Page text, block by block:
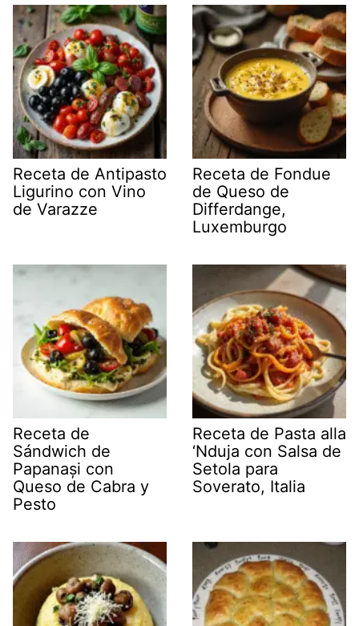
Receta de Antipasto
Ligurino con Vino
de Varazze
Receta de Fondue
de Queso de
Differdange,
Luxemburgo
Receta de
Sándwich de
Papanași con
Queso de Cabra y
Pesto
Receta de Pasta alla
‘Nduja con Salsa de
Setola para
Soverato, Italia